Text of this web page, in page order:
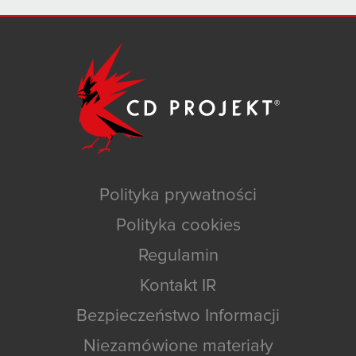
Polityka prywatności
Polityka cookies
Regulamin
Kontakt IR
Bezpieczeństwo Informacji
Niezamówione materiały